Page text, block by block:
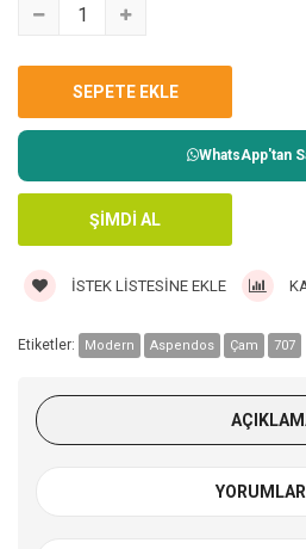
WhatsApp'tan
İSTEK LISTESINE EKLE
Etiketler: Modern Aspendos Çam 707